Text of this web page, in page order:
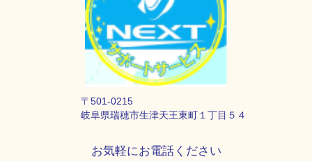
〒501-0215
岐阜県瑞穂市生津天王東町１丁目５４
お気軽にお電話ください